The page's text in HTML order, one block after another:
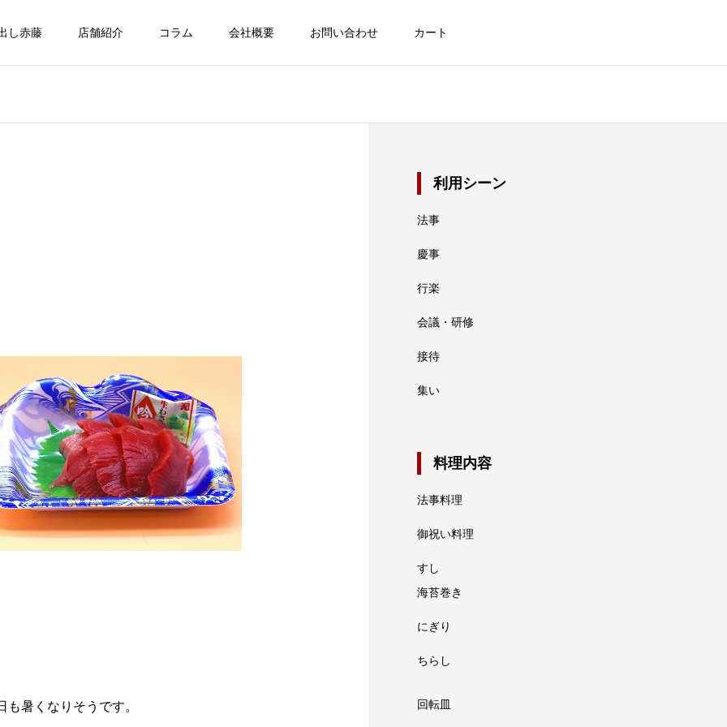
し赤藤 店舗紹介 コラム 会社概要 お問い合わせ カート
も暑くなりそうです。
利用シーン
法事
慶事
行楽
会議・研修
接待
集い
料理内容
法事料理
御祝い料理
すし
海苔巻き
にぎり
ちらし
回転皿